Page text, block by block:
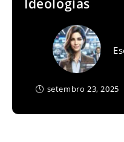
Ideologias
setembro 23, 2025